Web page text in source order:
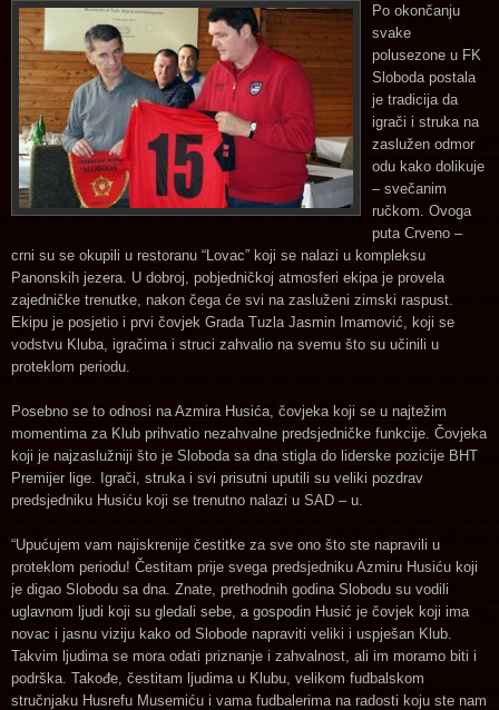
Po okončanju
svake
polusezone u FK
Sloboda postala
je tradicija da
igrači i struka na
zaslužen odmor
odu kako dolikuje
– svečanim
ručkom. Ovoga
puta Crveno –
crni su se okupili u restoranu “Lovac” koji se nalazi u kompleksu
Panonskih jezera. U dobroj, pobjedničkoj atmosferi ekipa je provela
zajedničke trenutke, nakon čega će svi na zasluženi zimski raspust.
Ekipu je posjetio i prvi čovjek Grada Tuzla Jasmin Imamović, koji se
vodstvu Kluba, igračima i struci zahvalio na svemu što su učinili u
proteklom periodu.
Posebno se to odnosi na Azmira Husića, čovjeka koji se u najtežim
momentima za Klub prihvatio nezahvalne predsjedničke funkcije. Čovjeka
koji je najzaslužniji što je Sloboda sa dna stigla do liderske pozicije BHT
Premijer lige. Igrači, struka i svi prisutni uputili su veliki pozdrav
predsjedniku Husiću koji se trenutno nalazi u SAD – u.
“Upućujem vam najiskrenije čestitke za sve ono što ste napravili u
proteklom periodu! Čestitam prije svega predsjedniku Azmiru Husiću koji
je digao Slobodu sa dna. Znate, prethodnih godina Slobodu su vodili
uglavnom ljudi koji su gledali sebe, a gospodin Husić je čovjek koji ima
novac i jasnu viziju kako od Slobode napraviti veliki i uspješan Klub.
Takvim ljudima se mora odati priznanje i zahvalnost, ali im moramo biti i
podrška. Takođe, čestitam ljudima u Klubu, velikom fudbalskom
stručnjaku Husrefu Musemiću i vama fudbalerima na radosti koju ste nam